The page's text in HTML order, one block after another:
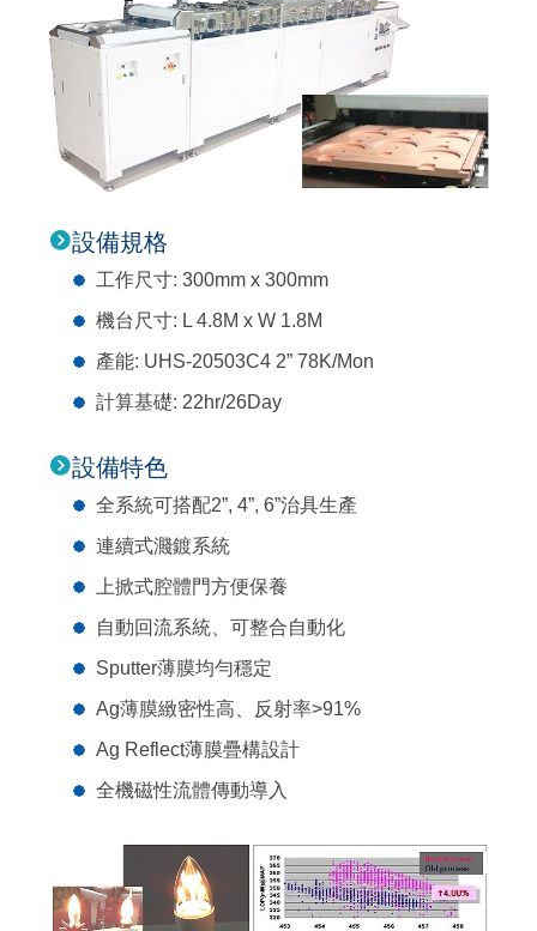
設備規格
工作尺寸: 300mm x 300mm
機台尺寸: L 4.8M x W 1.8M
產能: UHS-20503C4 2” 78K/Mon
計算基礎: 22hr/26Day
設備特色
全系統可搭配2”, 4”, 6”治具生產
連續式濺鍍系統
上掀式腔體門方便保養
自動回流系統、可整合自動化
Sputter薄膜均勻穩定
Ag薄膜緻密性高、反射率>91%
Ag Reflect薄膜疊構設計
全機磁性流體傳動導入